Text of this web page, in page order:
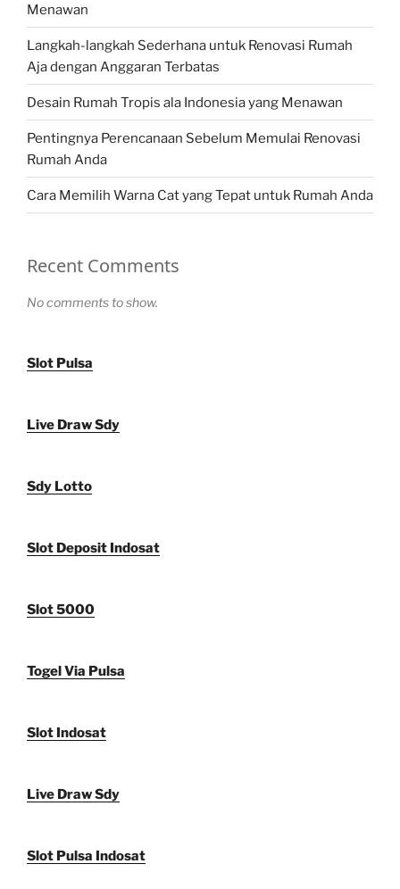
Menawan
Langkah-langkah Sederhana untuk Renovasi Rumah
Aja dengan Anggaran Terbatas
Desain Rumah Tropis ala Indonesia yang Menawan
Pentingnya Perencanaan Sebelum Memulai Renovasi
Rumah Anda
Cara Memilih Warna Cat yang Tepat untuk Rumah Anda
Recent Comments
No comments to show.
Slot Pulsa
Live Draw Sdy
Sdy Lotto
Slot Deposit Indosat
Slot 5000
Togel Via Pulsa
Slot Indosat
Live Draw Sdy
Slot Pulsa Indosat